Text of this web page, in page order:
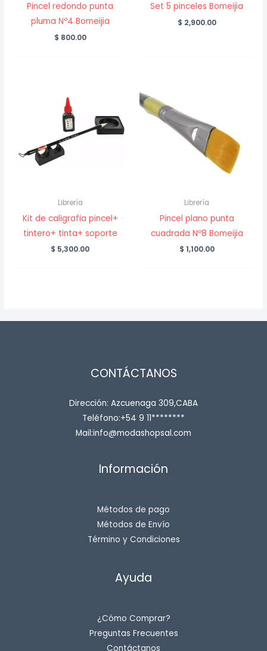
Pincel redondo punta
pluma Nº4 Bomeijia
$ 800.00
Set 5 pinceles Bomeijia
$ 2,900.00
Librería
Kit de caligrafia pincel+
tintero+ tinta+ soporte
$ 5,300.00
Librería
Pincel plano punta
cuadrada Nº8 Bomeijia
$ 1,100.00
CONTÁCTANOS
Dirección: Azcuenaga 309,CABA
Teléfono:+54 9 11********
Mail:info@modashopsal.com
Información
Métodos de pago
Métodos de Envío
Término y Condiciones
Ayuda
¿Cómo Comprar?
Preguntas Frecuentes
Contáctanos